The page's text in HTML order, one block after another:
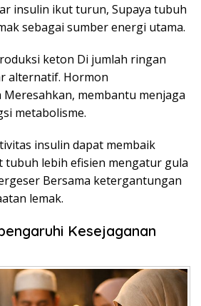
insulin ikut turun, Supaya tubuh
sebagai sumber energi utama.
keton Di jumlah ringan
alternatif. Hormon
membantu menjaga
metabolisme.
insulin dapat membaik
tubuh lebih efisien mengatur gula
Bersama ketergantungan
lemak.
Kesejaganan